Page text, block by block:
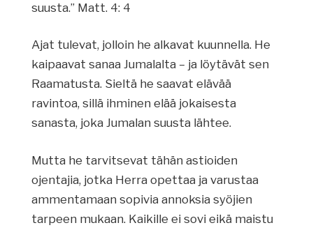
suusta.” Matt. 4: 4
Ajat tulevat, jolloin he alkavat kuunnella. He
kaipaavat sanaa Jumalalta – ja löytävät sen
Raamatusta. Sieltä he saavat elävää
ravintoa, sillä ihminen elää jokaisesta
sanasta, joka Jumalan suusta lähtee.
Mutta he tarvitsevat tähän astioiden
ojentajia, jotka Herra opettaa ja varustaa
ammentamaan sopivia annoksia syöjien
tarpeen mukaan. Kaikille ei sovi eikä maistu